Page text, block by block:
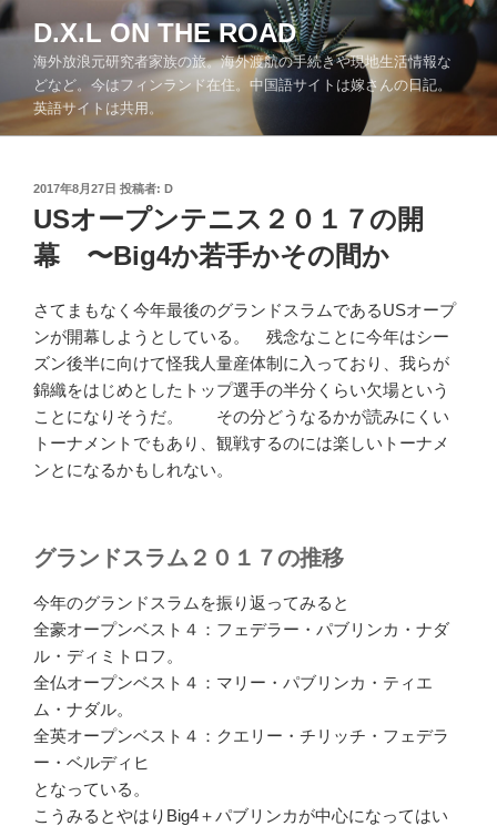
コ
ン
ツ
D.X.L ON THE ROAD
海外放浪元研究者家族の旅。海外渡航の手続きや現地生活情報な
どなど。今はフィンランド在住。中国語サイトは嫁さんの日記。
英語サイトは共用。
投
稿
日:
2017年8月27日 投稿者: D
USオープンテニス２０１７の開
幕 〜Big4か若手かその間か
さてまもなく今年最後のグランドスラムであるUSオープ
ンが開幕しようとしている。 残念なことに今年はシー
ズン後半に向けて怪我人量産体制に入っており、我らが
錦織をはじめとしたトップ選手の半分くらい欠場という
ことになりそうだ。 その分どうなるかが読みにくい
トーナメントでもあり、観戦するのには楽しいトーナメ
ンとになるかもしれない。
グランドスラム２０１７の推移
今年のグランドスラムを振り返ってみると
全豪オープンベスト４：フェデラー・パブリンカ・ナダ
ル・ディミトロフ。
全仏オープンベスト４：マリー・パブリンカ・ティエ
ム・ナダル。
全英オープンベスト４：クエリー・チリッチ・フェデラ
ー・ベルディヒ
となっている。
こうみるとやはりBig4＋パブリンカが中心になってはい